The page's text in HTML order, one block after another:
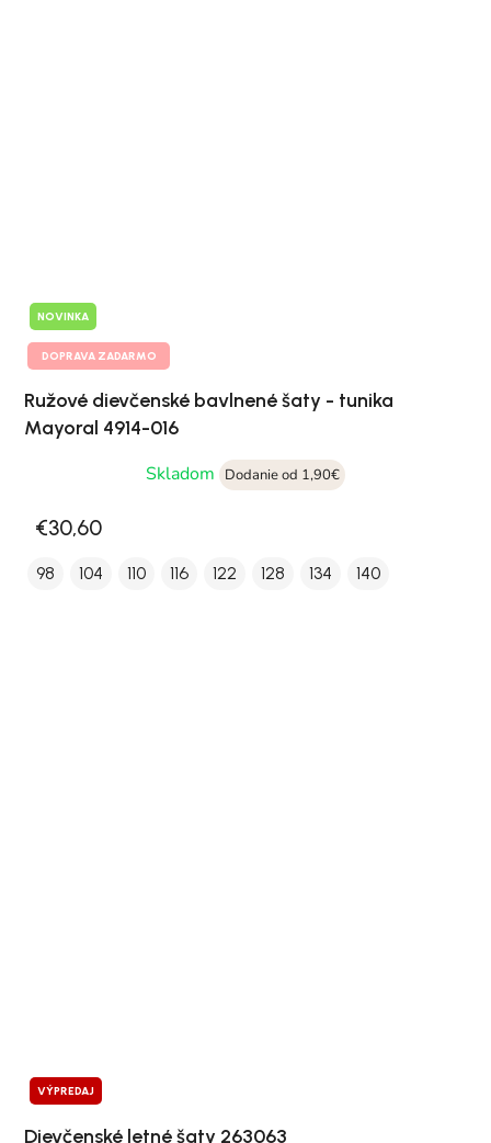
NOVINKA
DOPRAVA ZADARMO
Ružové dievčenské bavlnené šaty - tunika
Mayoral 4914-016
Skladom
Dodanie od 1,90€
€30,60
98 104 110 116 122 128 134 140
VÝPREDAJ
Dievčenské letné šaty 263063